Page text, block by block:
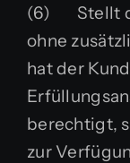
(6) Stellt
ohne
hat der
berechtigt,
zur